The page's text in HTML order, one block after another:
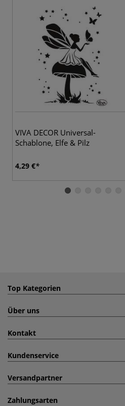
VIVA DECOR Universal-
Schablone, Elfe & Pilz
4,29 €
Top Kategorien
Über uns
Kontakt
Kundenservice
Versandpartner
Zahlungsarten